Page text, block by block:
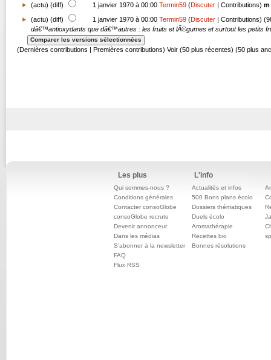
(actu) (diff) 1 janvier 1970 à 00:00 Termin59 (Discuter Contributions) m
(actu) (diff) 1 janvier 1970 à 00:00 Termin59 (Discuter | Contributions)
dâ€™antioxydants que dâ€™autres : les fruits et lÃ©gumes et surtout les petits
(Dernières contributions | Premières contributions) Voir (50 plus récentes) (50 plus
Les plus
Qui sommes-nous ?
Conditions générales
Contacter consoGlobe
consoGlobe recrute
Devenir annonceur
Dans les médias
S'abonner à la newsletter
FAQ
Flux RSS
L'info
Actualités et infos
500 Bons plans écolo
Dossiers thématiques
Duels écolo
Aromathérapie
Recettes bio
Bonnes résolutions